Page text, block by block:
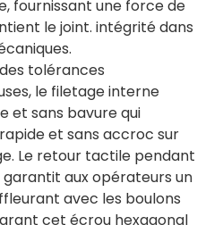
fournissant une force de
le joint. intégrité dans
tolérances
le filetage interne
et sans bavure qui
et sans accroc sur
Le retour tactile pendant
aux opérateurs un
avec les boulons
cet écrou hexagonal